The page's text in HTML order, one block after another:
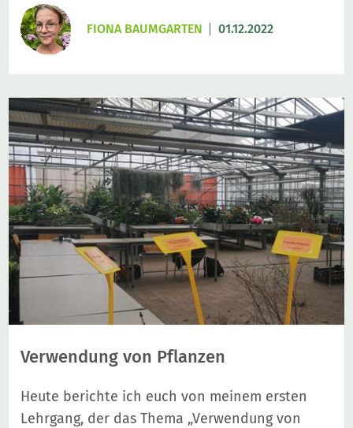
FIONA BAUMGARTEN 01.12.2022
Verwendung von Pflanzen
Heute berichte ich euch von meinem ersten
Lehrgang, der das Thema „Verwendung von